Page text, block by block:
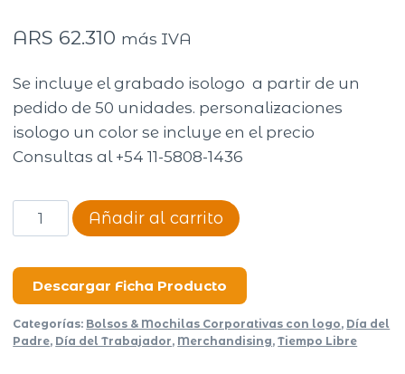
ARS 62.310 más IVA
Se incluye el grabado isologo a partir de un
pedido de 50 unidades. personalizaciones
isologo un color se incluye en el precio
Consultas al +54 11-5808-1436
MOCHILA
BUSINESS
3811
cantidad
Añadir al carrito
Descargar Ficha Producto
Categorías: Bolsos & Mochilas Corporativas con logo, Día del
Padre, Día del Trabajador, Merchandising,Tiempo Libre